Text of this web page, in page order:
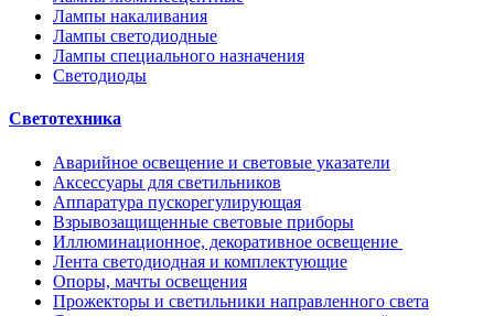
Лампы накаливания
Лампы светодиодные
Лампы специального назначения
Светодиоды
Светотехника
Аварийное освещение и световые указатели
Аксессуары для светильников
Аппаратура пускорегулирующая
Взрывозащищенные световые приборы
Иллюминационное, декоративное освещение
Лента светодиодная и комплектующие
Опоры, мачты освещения
Прожекторы и светильники направленного света